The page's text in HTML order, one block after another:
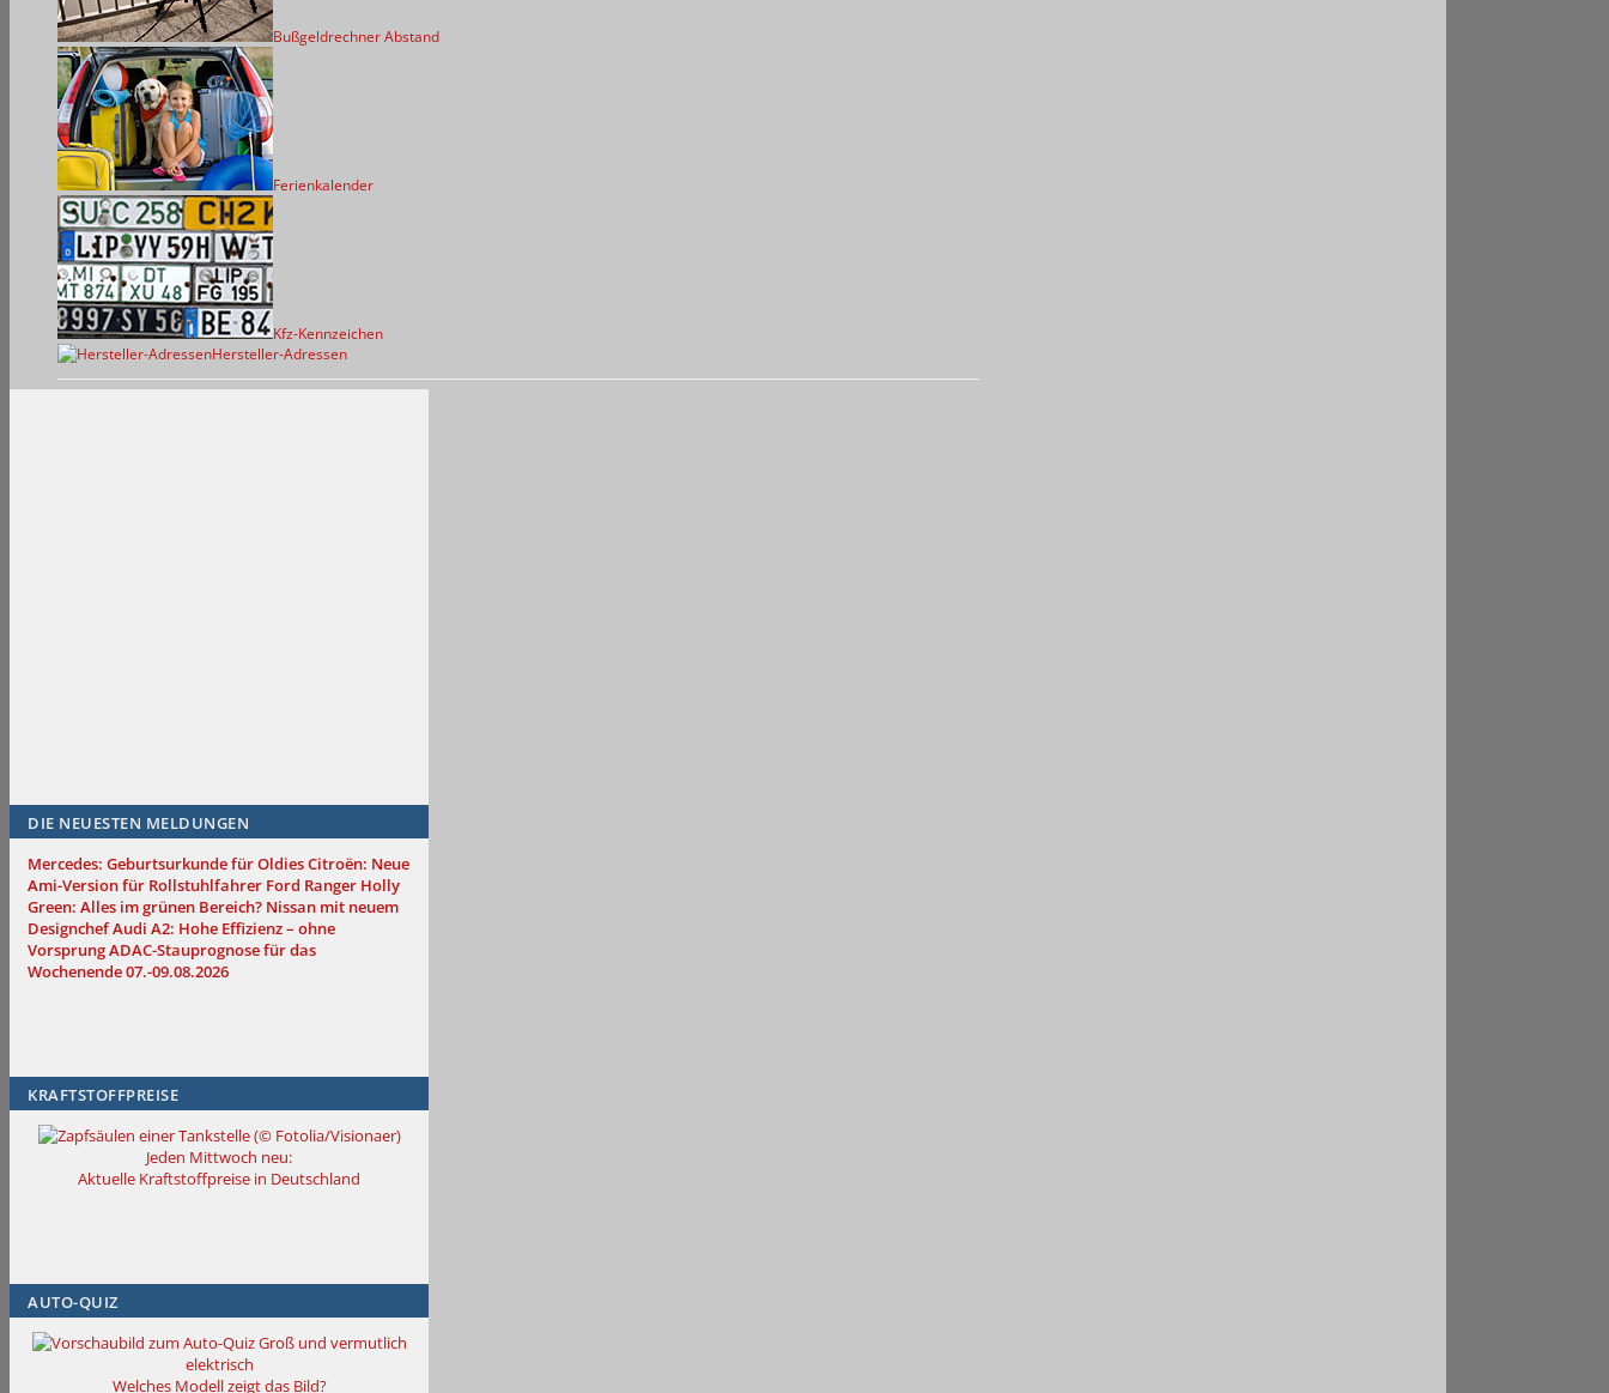
Bußgeldrechner Abstand
Ferienkalender
Kfz-Kennzeichen
Hersteller-Adressen
DIE NEUESTEN MELDUNGEN
Mercedes: Geburtsurkunde für OldiesCitroën: Neue
Ami-Version für Rollstuhlfahrer Ford Ranger Holly
Green: Alles im grünen Bereich? Nissan mit neuem
DesignchefAudi A2: Hohe Effizienz – ohne
VorsprungADAC-Stauprognose für das
Wochenende 07.-09.08.2026
KRAFTSTOFFPREISE
Jeden Mittwoch neu:
Aktuelle Kraftstoffpreise in Deutschland
AUTO-QUIZ
Groß und vermutlich
elektrisch
Welches Modell zeigt das Bild?